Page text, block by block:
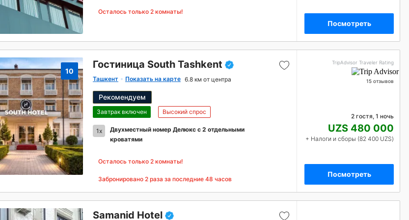
Осталось только 2 комнаты!
Посмотреть
10
Гостиница South Tashkent
Ташкент Показать на карте 6.8 км от центра
Рекомендуем
Завтрак включен Высокий спрос
1x
Двухместный номер Делюкс с 2 отдельными
кроватями
Осталось только 2 комнаты!
Забронировано 2 раза за последние 48 часов
TripAdvisor Traveler Rating
15 отзывов
2 гостя, 1 ночь
UZS 480 000
+ Налоги и сборы (82 400 UZS)
Посмотреть
Samanid Hotel